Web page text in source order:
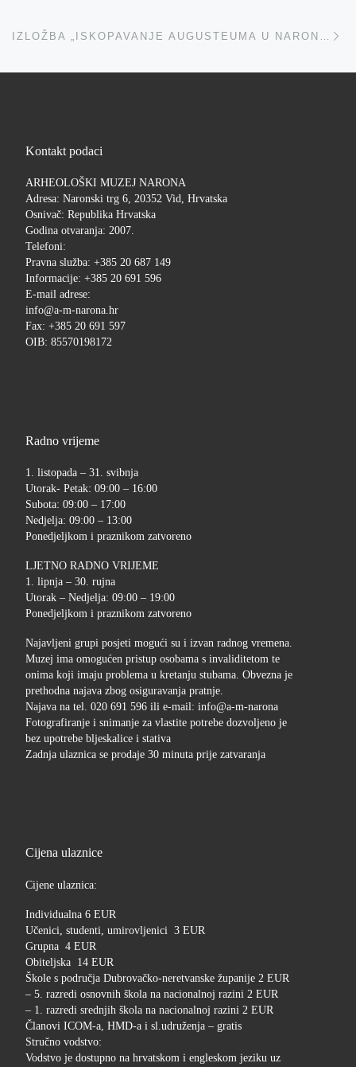
Kontakt podaci
ARHEOLOŠKI MUZEJ NARONA
Adresa: Naronski trg 6, 20352 Vid, Hrvatska
Osnivač: Republika Hrvatska
Godina otvaranja: 2007.
Telefoni:
Pravna služba: +385 20 687 149
Informacije: +385 20 691 596
E-mail adrese:
info@a-m-narona.hr
Fax: +385 20 691 597
OIB: 85570198172
Radno vrijeme
1. listopada – 31. svibnja
Utorak- Petak: 09:00 – 16:00
Subota: 09:00 – 17:00
Nedjelja: 09:00 – 13:00
Ponedjeljkom i praznikom zatvoreno
LJETNO RADNO VRIJEME
1. lipnja – 30. rujna
Utorak – Nedjelja: 09:00 – 19:00
Ponedjeljkom i praznikom zatvoreno
Najavljeni grupi posjeti mogući su i izvan radnog vremena.
Muzej ima omogućen pristup osobama s invaliditetom te
onima koji imaju problema u kretanju stubama. Obvezna je
prethodna najava zbog osiguravanja pratnje.
Najava na tel. 020 691 596 ili e-mail: info@a-m-narona
Fotografiranje i snimanje za vlastite potrebe dozvoljeno je
bez upotrebe bljeskalice i stativa
Zadnja ulaznica se prodaje 30 minuta prije zatvaranja
Cijena ulaznice
Cijene ulaznica:
Individualna 6 EUR
Učenici, studenti, umirovljenici 3 EUR
Grupna 4 EUR
Obiteljska 14 EUR
Škole s područja Dubrovačko-neretvanske županije 2 EUR
– 5. razredi osnovnih škola na nacionalnoj razini 2 EUR
– 1. razredi srednjih škola na nacionalnoj razini 2 EUR
Članovi ICOM-a, HMD-a i sl.udruženja – gratis
Stručno vodstvo:
Vodstvo je dostupno na hrvatskom i engleskom jeziku uz